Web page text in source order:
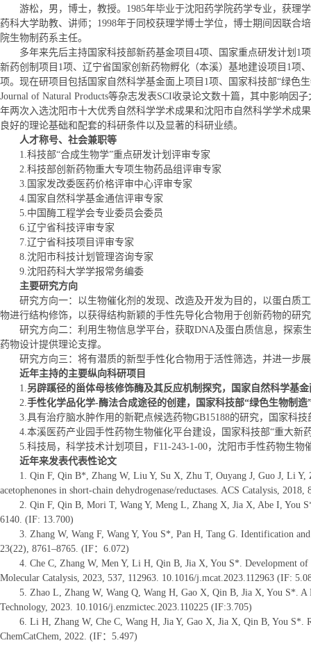
游松，男，博士，教授。1985年毕业于沈阳药学院药学专业，获理
药科大学助教、讲师；1998年于同校获理学博士学位，博士期间因联
院生物制药系主任。
多年来先后主持国家科技部新药基金项目4项、国家重点研发计划1
新药创制项目1项、辽宁省国家创新药物孵化（本溪）基地建设项目1项
项。现在研项目包括国家自然科学基金面上项目1项、国家科技部“绿色生
Journal of Natural Products等杂志发表SCI收录论文数十篇，其中影响
年两次入选沈阳市十大优秀自然科学学术成果和沈阳市自然科学学术成
良好的理论基础和配套的科研条件以及显著的科研业绩。
人才称号、社会兼职等
1.科技部“合成生物学”重点研发计划评审专家
2.科技部创新药物重大专项生物药品组评审专家
3.国家发改委医药价格评审中心评审专家
4.国家自然科学基金通信评审专家
5.中国酶工程学会专业委员会委员
6.辽宁省科技评审专家
7.辽宁省科技项目评审专家
8.沈阳市科技计划管理咨询专家
9.沈阳药科大学学报常务编委
主要研究方向
研究方向一：以生物催化剂的发现、改造及开发为目的，以蛋白质
物进行结构修饰，以获得结构新颖的手性先导化合物用于创新药物的研
研究方向二：利用生物信息学平台，获取DNA及蛋白质信息，探索
药物设计提供理论支撑。
研究方向三：将有潜质的新型手性化合物用于活性筛选，并进一步
近年主持的主要纵向科研项目
1.另辟蹊径的甾体母核修饰酶及其反应机制探究，国家自然科学基
2.手性化学品化学-酶法合成途径的创建，国家科技部“绿色生物制造
3.具有治疗脑水肿作用的新靶点候选药物GB15188的研究，国家科
4.本溪医药产业园手性药物生物催化平台建设，国家科技部“重大新
5.科技局，科学技术计划项目，F11-243-1-00，沈阳市手性药物生
近年来发表代表性论文
1. Qin F, Qin B*, Zhang W, Liu Y, Su X, Zhu T, Ouyang J, Guo J, Li Y,
acetophenones in short-chain dehydrogenase/reductases. ACS Catalysis,
2. Qin F, Qin B, Mori T, Wang Y, Meng L, Zhang X, Jia X, Abe I, You
6140. (IF: 13.700)
3. Zhang W, Wang F, Wang Y, You S*, Pan H, Tang G. Identification
23(22), 8761–8765. (IF：6.072)
4. Che C, Zhang W, Men Y, Li H, Qin B, Jia X, You S*. Development
Molecular Catalysis, 2023, 537, 112963. 10.1016/j.mcat.2023.112963 (IF:
5. Zhao L, Zhang W, Wang Q, Wang H, Gao X, Qin B, Jia X, You S*.
Technology, 2023. 10.1016/j.enzmictec.2023.110225 (IF:3.705)
6. Li H, Zhang W, Che C, Wang H, Jia Y, Gao X, Jia X, Qin B, You S*.
ChemCatChem, 2022. (IF：5.497)